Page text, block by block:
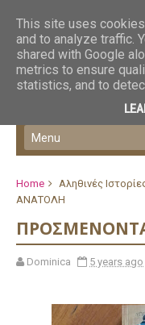
Home Αληθινές
ΑΝΑΤΟΛΗ
Dominica 5 years ago
This site uses
and to analyze traffic.
shared with Google
metrics to ensure
statistics, and to